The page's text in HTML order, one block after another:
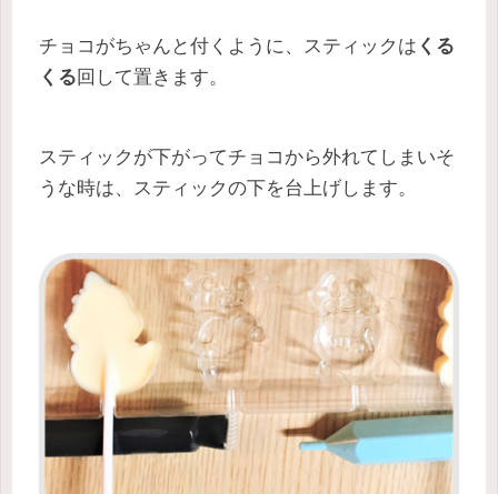
チョコがちゃんと付くように、スティックは くる
くる回して置きます。
スティックが下がってチョコから外れてしまいそ
うな時は、スティックの下を台上げします。